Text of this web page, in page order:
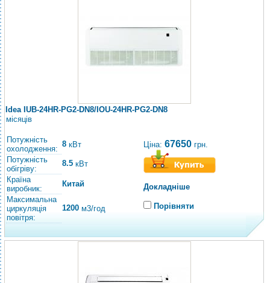
Idea IUB-24HR-PG2-DN8/IOU-24HR-PG2-DN8
місяців
Потужність
охолодження:
8 кВт
Потужність
обігріву:
8.5 кВт
Країна
виробник:
Китай
Максимальна
циркуляція
повітря:
1200 м3/год
Ціна: 67650 грн.
Докладніше
Порівняти